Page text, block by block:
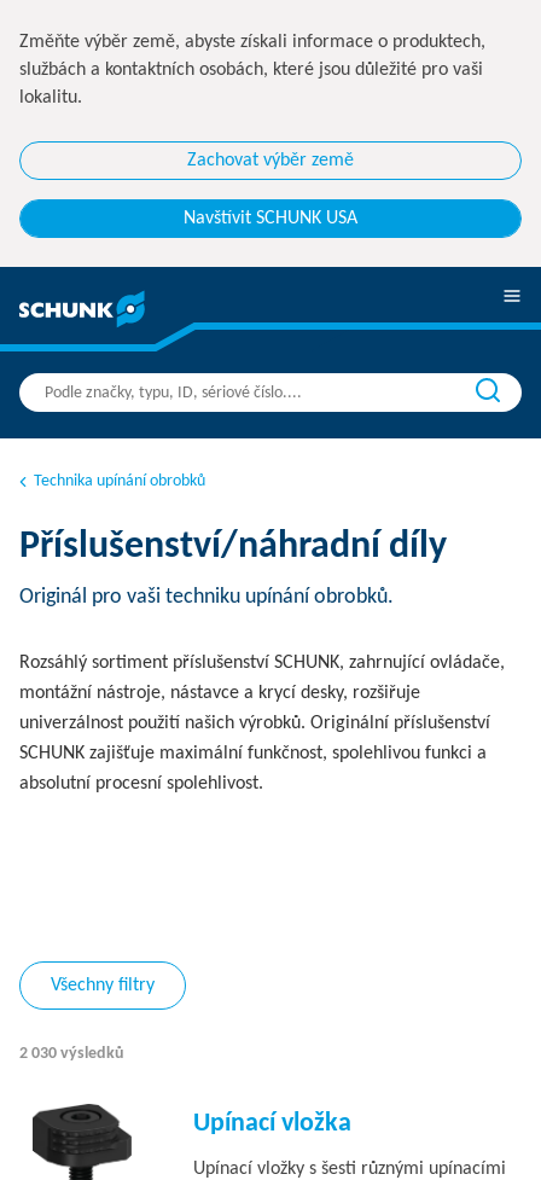
Změňte výběr země, abyste získali informace o produktech,
službách a kontaktních osobách, které jsou důležité pro vaši
lokalitu.
Zachovat výběr země
Navštívit SCHUNK USA
Technika upínání obrobků
Příslušenství/náhradní díly
Originál pro vaši techniku upínání obrobků.
Rozsáhlý sortiment příslušenství SCHUNK, zahrnující ovládače,
montážní nástroje, nástavce a krycí desky, rozšiřuje
univerzálnost použití našich výrobků. Originální příslušenství
SCHUNK zajišťuje maximální funkčnost, spolehlivou funkci a
absolutní procesní spolehlivost.
Všechny filtry
2 030 výsledků
Upínací vložka
Upínací vložky s šesti různými upínacími